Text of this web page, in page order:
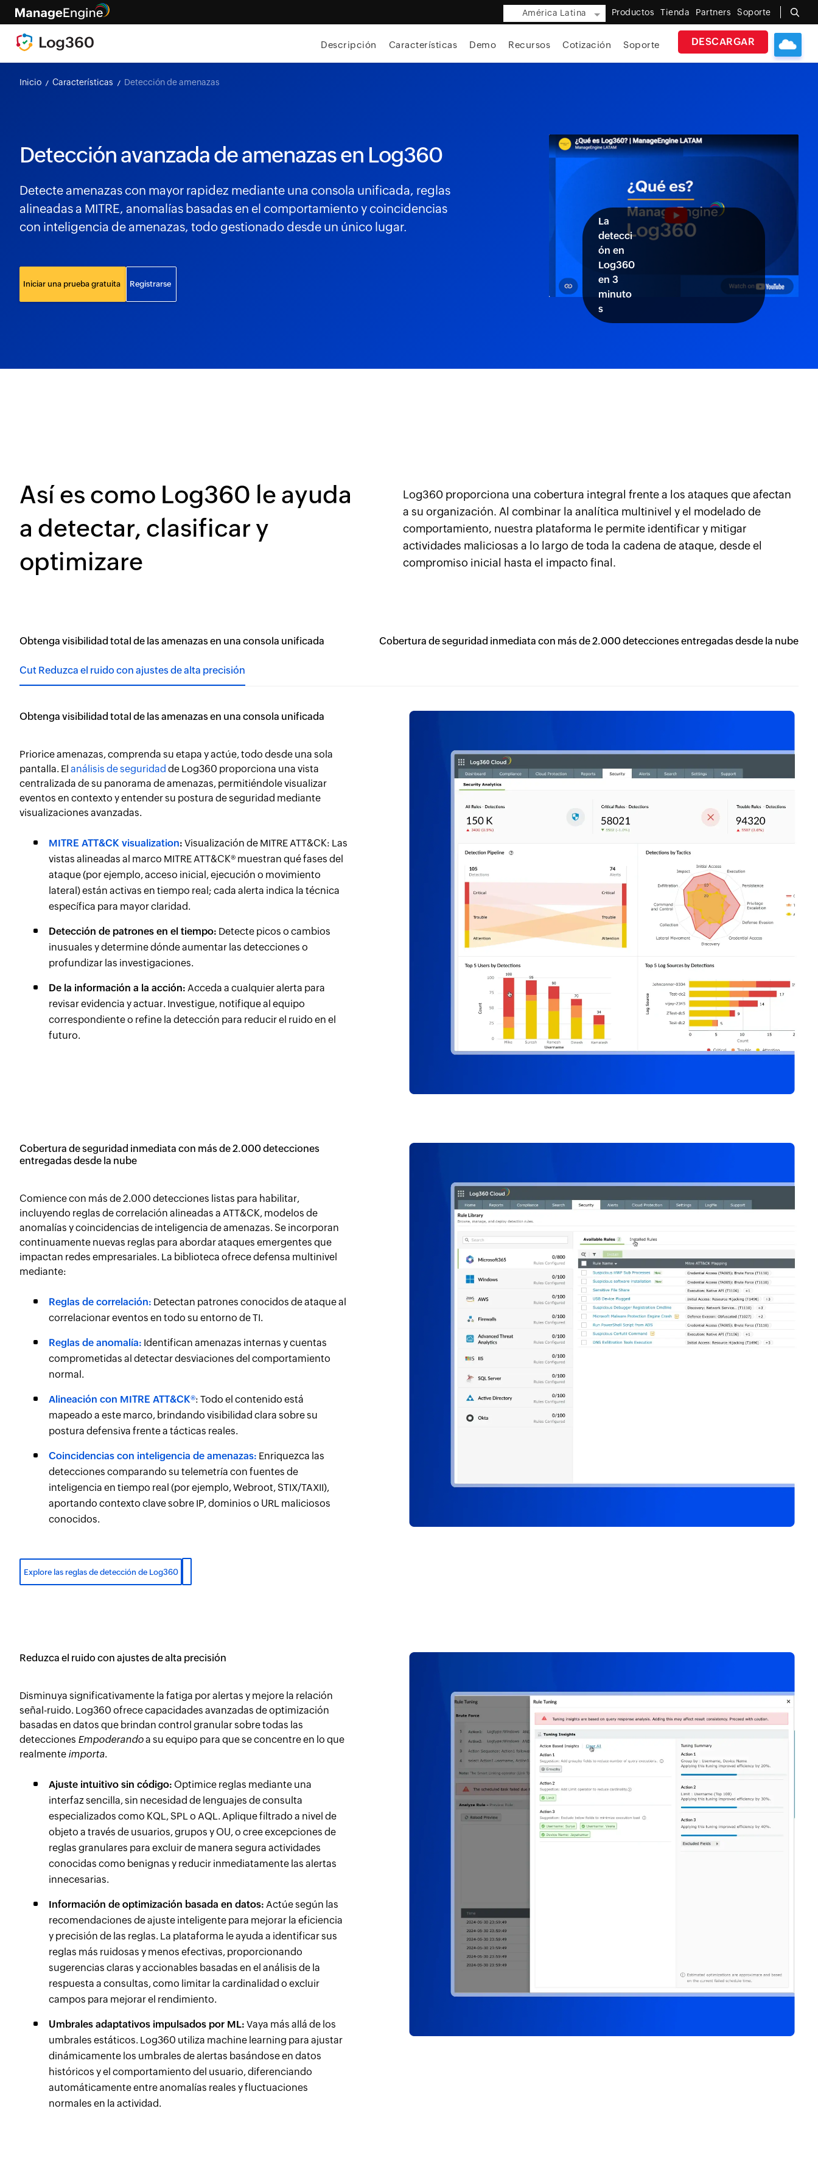
América Latina Productos Tienda Partners Soporte
DESCARGAR
Descripción Características Demo Recursos Cotización Soporte
Inicio Características Detección de amenazas
Detección avanzada de amenazas en Log360
Detecte amenazas con mayor rapidez mediante una consola unificada, reglas
alineadas a MITRE, anomalías basadas en el comportamiento y coincidencias
con inteligencia de amenazas, todo gestionado desde un único lugar.
Iniciar una prueba gratuita Registrarse
La
detecci
ón en
Log360
en 3
minuto
s
Así es como Log360 le ayuda
a detectar, clasificar y
optimizare
Log360 proporciona una cobertura integral frente a los ataques que afectan
a su organización. Al combinar la analítica multinivel y el modelado de
comportamiento, nuestra plataforma le permite identificar y mitigar
actividades maliciosas a lo largo de toda la cadena de ataque, desde el
compromiso inicial hasta el impacto final.
Obtenga visibilidad total de las amenazas en una consola unificada Cobertura de seguridad inmediata con más de 2.000 detecciones entregadas desde la nube
Cut Reduzca el ruido con ajustes de alta precisión
Obtenga visibilidad total de las amenazas en una consola unificada
Priorice amenazas, comprenda su etapa y actúe, todo desde una sola
pantalla. El análisis de seguridad de Log360 proporciona una vista
centralizada de su panorama de amenazas, permitiéndole visualizar
eventos en contexto y entender su postura de seguridad mediante
visualizaciones avanzadas.
MITRE ATT&CK visualization: Visualización de MITRE ATT&CK: Las
vistas alineadas al marco MITRE ATT&CK® muestran qué fases del
ataque (por ejemplo, acceso inicial, ejecución o movimiento
lateral) están activas en tiempo real; cada alerta indica la técnica
específica para mayor claridad.
Detección de patrones en el tiempo: Detecte picos o cambios
inusuales y determine dónde aumentar las detecciones o
profundizar las investigaciones.
De la información a la acción: Acceda a cualquier alerta para
revisar evidencia y actuar. Investigue, notifique al equipo
correspondiente o refine la detección para reducir el ruido en el
futuro.
Cobertura de seguridad inmediata con más de 2.000 detecciones
entregadas desde la nube
Comience con más de 2.000 detecciones listas para habilitar,
incluyendo reglas de correlación alineadas a ATT&CK, modelos de
anomalías y coincidencias de inteligencia de amenazas. Se incorporan
continuamente nuevas reglas para abordar ataques emergentes que
impactan redes empresariales. La biblioteca ofrece defensa multinivel
mediante:
Reglas de correlación: Detectan patrones conocidos de ataque al
correlacionar eventos en todo su entorno de TI.
Reglas de anomalía: Identifican amenazas internas y cuentas
comprometidas al detectar desviaciones del comportamiento
normal.
Alineación con MITRE ATT&CK®: Todo el contenido está
mapeado a este marco, brindando visibilidad clara sobre su
postura defensiva frente a tácticas reales.
Coincidencias con inteligencia de amenazas: Enriquezca las
detecciones comparando su telemetría con fuentes de
inteligencia en tiempo real (por ejemplo, Webroot, STIX/TAXII),
aportando contexto clave sobre IP, dominios o URL maliciosos
conocidos.
Explore las reglas de detección de Log360
Reduzca el ruido con ajustes de alta precisión
Disminuya significativamente la fatiga por alertas y mejore la relación
señal-ruido. Log360 ofrece capacidades avanzadas de optimización
basadas en datos que brindan control granular sobre todas las
detecciones Empoderandoa su equipo para que se concentre en lo que
realmente importa.
Ajuste intuitivo sin código: Optimice reglas mediante una
interfaz sencilla, sin necesidad de lenguajes de consulta
especializados como KQL, SPL o AQL. Aplique filtrado a nivel de
objeto a través de usuarios, grupos y OU, o cree excepciones de
reglas granulares para excluir de manera segura actividades
conocidas como benignas y reducir inmediatamente las alertas
innecesarias.
Información de optimización basada en datos: Actúe según las
recomendaciones de ajuste inteligente para mejorar la eficiencia
y precisión de las reglas. La plataforma le ayuda a identificar sus
reglas más ruidosas y menos efectivas, proporcionando
sugerencias claras y accionables basadas en el análisis de la
respuesta a consultas, como limitar la cardinalidad o excluir
campos para mejorar el rendimiento.
Umbrales adaptativos impulsados por ML: Vaya más allá de los
umbrales estáticos. Log360 utiliza machine learning para ajustar
dinámicamente los umbrales de alertas basándose en datos
históricos y el comportamiento del usuario, diferenciando
automáticamente entre anomalías reales y fluctuaciones
normales en la actividad.